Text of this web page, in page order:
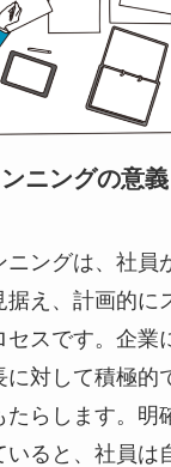
ニングの意義
ニングは、社員
据え、計画的に
セスです。企業
対して積極的
たらします。明
いると、社員は